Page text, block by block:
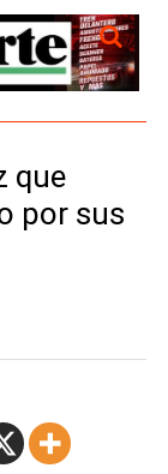
que
por sus